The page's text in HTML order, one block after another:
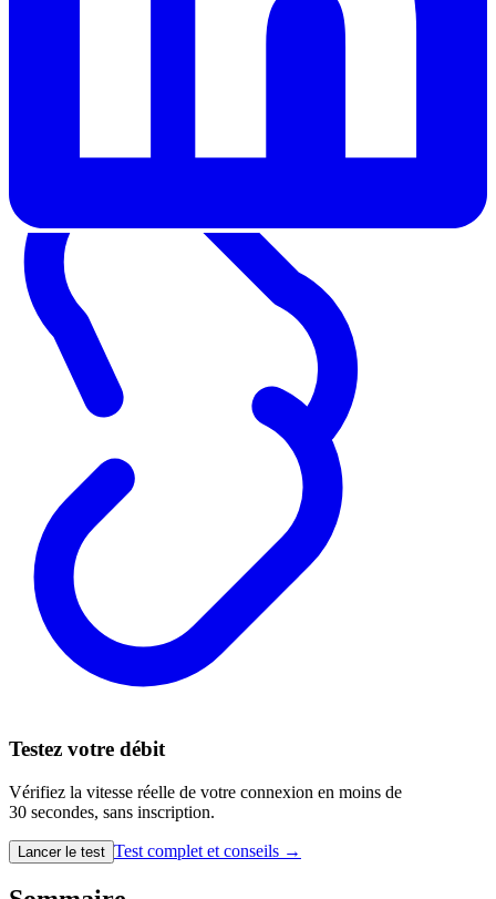
Testez votre débit
Vérifiez la vitesse réelle de votre connexion en moins de
30 secondes, sans inscription.
Lancer le test Test complet et conseils →